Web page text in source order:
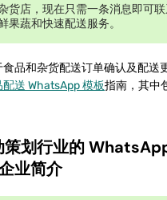
货店，现在只需一条消息即可
果蔬和快速配送服务。
品和杂货配送订单确认及配送
配送 WhatsApp 模板指南，其中
策划行业的
业简介